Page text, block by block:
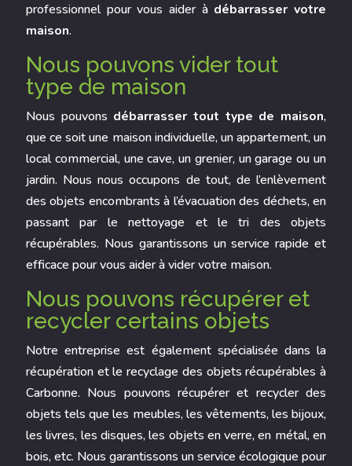
professionnel pour vous aider à débarrasser votre
maison.
Nous pouvons vider tout
type de maison
Nous pouvons débarrasser tout type de maison,
que ce soit une maison individuelle, un appartement, un
local commercial, une cave, un grenier, un garage ou un
jardin. Nous nous occupons de tout, de l’enlèvement
des objets encombrants à l’évacuation des déchets, en
passant par le nettoyage et le tri des objets
récupérables. Nous garantissons un service rapide et
efficace pour vous aider à vider votre maison.
Nous pouvons récupérer et
recycler certains objets
Notre entreprise est également spécialisée dans la
récupération et le recyclage des objets récupérables à
Carbonne. Nous pouvons récupérer et recycler des
objets tels que les meubles, les vêtements, les bijoux,
les livres, les disques, les objets en verre, en métal, en
bois, etc. Nous garantissons un service écologique pour